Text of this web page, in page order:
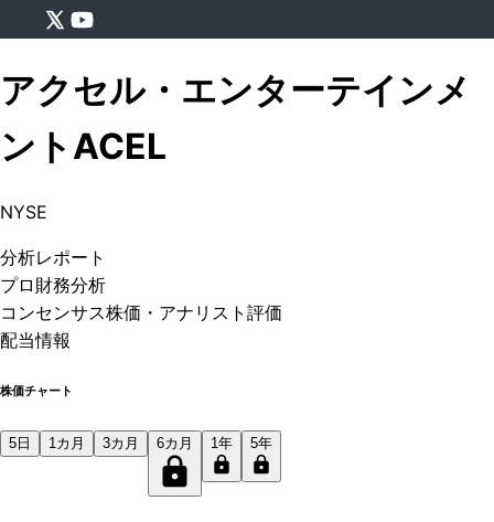
アクセル・エンターテインメ
ント ACEL
NYSE
分析レポート
プロ 財務分析
コンセンサス株価 ・アナリスト評価
配当情報
株価チャート
5日 1カ月 3カ月 6カ月 1年 5年